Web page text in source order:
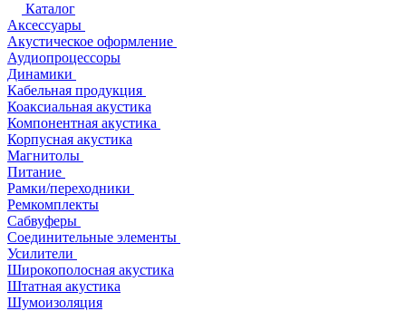
Каталог
Аксессуары
Акустическое оформление
Аудиопроцессоры
Динамики
Кабельная продукция
Коаксиальная акустика
Компонентная акустика
Корпусная акустика
Магнитолы
Питание
Рамки/переходники
Ремкомплекты
Сабвуферы
Соединительные элементы
Усилители
Широкополосная акустика
Штатная акустика
Шумоизоляция